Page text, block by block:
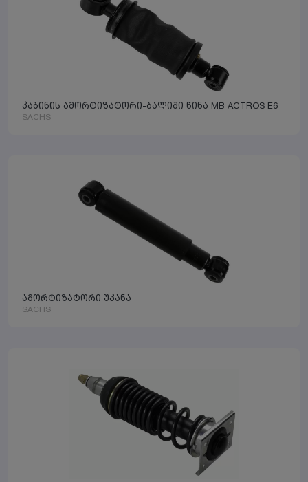
კაბინის ამორტიზატორი-ბალიში წინა MB ACTROS E6
SACHS
ამორტიზატორი უკანა
SACHS